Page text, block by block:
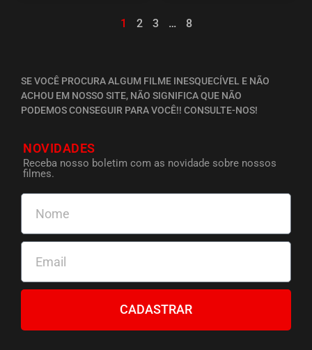
1 2 3 … 8
SE VOCÊ PROCURA ALGUM FILME INESQUECÍVEL E NÃO
ACHOU EM NOSSO SITE, NÃO SIGNIFICA QUE NÃO
PODEMOS CONSEGUIR PARA VOCÊ!! CONSULTE-NOS!
NOVIDADES
Receba nosso boletim com as novidade sobre nossos
filmes.
CADASTRAR